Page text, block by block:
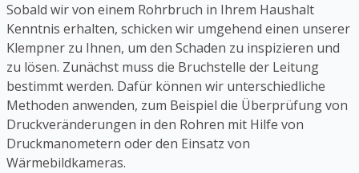
Sobald wir von einem Rohrbruch in Ihrem Haushalt
Kenntnis erhalten, schicken wir umgehend einen unserer
Klempner zu Ihnen, um den Schaden zu inspizieren und
zu lösen. Zunächst muss die Bruchstelle der Leitung
bestimmt werden. Dafür können wir unterschiedliche
Methoden anwenden, zum Beispiel die Überprüfung von
Druckveränderungen in den Rohren mit Hilfe von
Druckmanometern oder den Einsatz von
Wärmebildkameras.